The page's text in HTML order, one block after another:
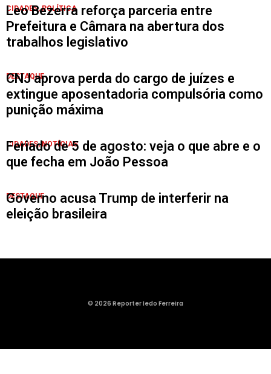
CIDADES,POLÍTICA
Leo Bezerra reforça parceria entre
Prefeitura e Câmara na abertura dos
trabalhos legislativo
DESTAQUE
CNJ aprova perda do cargo de juízes e
extingue aposentadoria compulsória como
punição máxima
CIDADES,NOTÍCIAS
Feriado de 5 de agosto: veja o que abre e o
que fecha em João Pessoa
DESTAQUE
Governo acusa Trump de interferir na
eleição brasileira
© 2026 Reporter Iedo Ferreira